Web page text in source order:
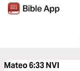
Mateo 6:33NVI